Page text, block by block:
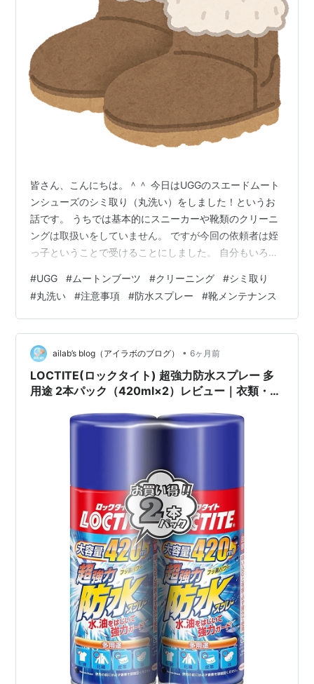
皆さん、こんにちは。＾＾ 今日はUGGのスエードムート
ンシューズのシミ取り（丸洗い）をしました！というお
話です。 うちでは基本的にスニーカーや靴類のクリーニ
ングは取扱いをしていません。 ですが今回の依頼者は姪
っ子ということで受けることにしました。 自分もいろい
【UGGってどんなブランド？】 UGGと言うブランドをご
存じですか？ 女性の方なら知ってる方も多いですよね。
モコモコが特徴のムートンブーツが人気ですね。 UGGと
書い”アグ”と読みます。 １９７８年にアメリカ西海岸で
生まれたブランドです。 最高級シープスキンを使用した
ブーツやシューズを…
#UGG #ムートンブーツ #クリーニング #シミ取り
#丸洗い #注意事項 #防水スプレー #靴メンテナンス
ailab’s blog（アイラボのブログ） • 6ヶ月前
LOCTITE(ロックタイト) 超強力防水スプレー 多
用途 2本パック（420ml×2）レビュー｜衣類・